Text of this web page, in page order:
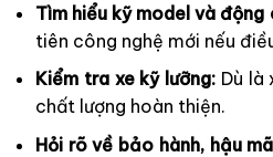
Tìm hiểu kỹ model và động
tiên công nghệ mới nếu
Kiểm tra xe kỹ lưỡng: Dù là
chất lượng hoàn thiện.
Hỏi rõ về bảo hành, hậu